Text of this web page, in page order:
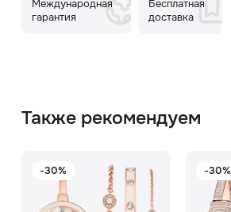
Международная
гарантия
Бесплатная
доставка
Также рекомендуем
-30% -30%